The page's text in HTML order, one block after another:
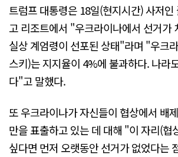
트럼프 대통령은 18일(현지시간) 사저
고 리조트에서 "우크라이나에서 선거가
실상 계엄령이 선포된 상태"라며 "우크
스키)는 지지율이 4%에 불과하다. 나라
다"고 말했다.
또 우크라이나가 자신들이 협상에서 배
만을 표출하고 있는 데 대해 "이 자리(협
싶다면 먼저 오랫동안 선거가 없었다는